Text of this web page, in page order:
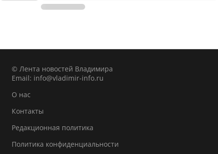
© Лента новостей Владимира
Email: info@vladimir-info.ru
О нас
Контакты
Редакционная политика
Политика конфиденциальности